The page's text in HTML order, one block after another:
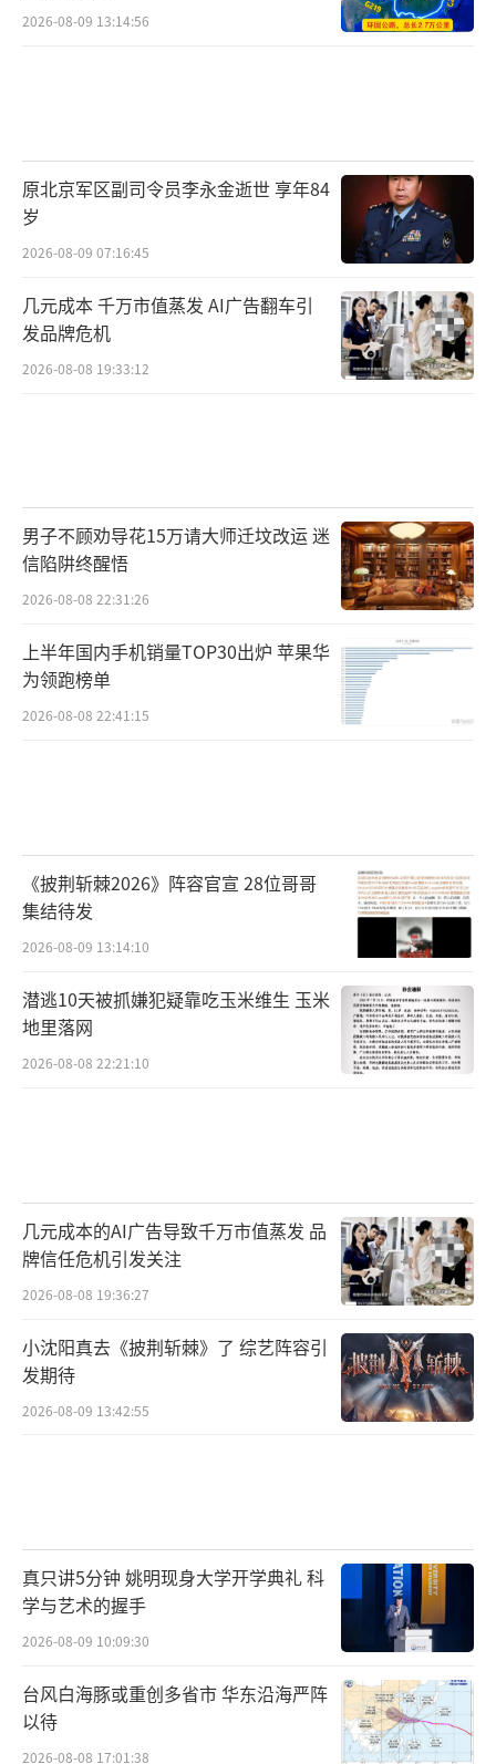
2026-08-09 13:14:56
原北京军区副司令员李永金逝世 享年84
岁
2026-08-09 07:16:45
几元成本 千万市值蒸发 AI广告翻车引
发品牌危机
2026-08-08 19:33:12
男子不顾劝导花15万请大师迁坟改运 迷
信陷阱终醒悟
2026-08-08 22:31:26
上半年国内手机销量TOP30出炉 苹果华
为领跑榜单
2026-08-08 22:41:15
《披荆斩棘2026》阵容官宣 28位哥哥
集结待发
2026-08-09 13:14:10
潜逃10天被抓嫌犯疑靠吃玉米维生 玉米
地里落网
2026-08-08 22:21:10
几元成本的AI广告导致千万市值蒸发 品
牌信任危机引发关注
2026-08-08 19:36:27
小沈阳真去《披荆斩棘》了 综艺阵容引
发期待
2026-08-09 13:42:55
真只讲5分钟 姚明现身大学开学典礼 科
学与艺术的握手
2026-08-09 10:09:30
台风白海豚或重创多省市 华东沿海严阵
以待
2026-08-08 17:01:38